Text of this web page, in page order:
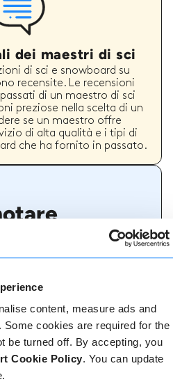
content, measure ads and
cookies are required for the
be turned off. By accepting, you
Cookie Policy. You can update
dei maestri di sci
di sci e snowboard su
recensite. Le recensioni
di un maestro di sci
preziose nella scelta di un
se un maestro offre
di alta qualità e i tipi di
che ha fornito in passato.
essere più
di esperti è sempre a
se avete bisogno di